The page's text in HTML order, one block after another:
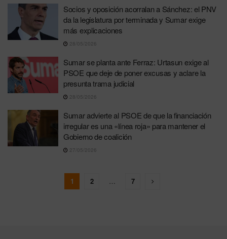
Socios y oposición acorralan a Sánchez: el PNV
da la legislatura por terminada y Sumar exige
más explicaciones
28/05/2026
Sumar se planta ante Ferraz: Urtasun exige al
PSOE que deje de poner excusas y aclare la
presunta trama judicial
28/05/2026
Sumar advierte al PSOE de que la financiación
irregular es una «línea roja» para mantener el
Gobierno de coalición
27/05/2026
1 2 … 7